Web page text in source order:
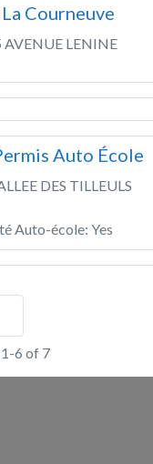
Courneuve
AVENUE LENINE
Auto École
DES TILLEULS
Auto-école: Yes
6 of 7